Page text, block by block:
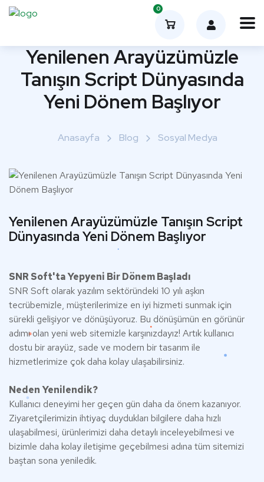
0
Yenilenen Arayüzümüzle
Tanışın Script Dünyasında
Yeni Dönem Başlıyor
Anasayfa Blog Sosyal Medya
Yenilenen Arayüzümüzle Tanışın Script
Dünyasında Yeni Dönem Başlıyor
SNR Soft'ta Yepyeni Bir Dönem Başladı
SNR Soft olarak yazılım sektöründeki 10 yılı aşkın
tecrübemizle, müşterilerimize en iyi hizmeti sunmak için
sürekli gelişiyor ve dönüşüyoruz. Bu dönüşümün en görünür
adımı olan yeni web sitemizle karşınızdayız! Artık kullanıcı
dostu bir arayüz, sade ve modern bir tasarım ile
hizmetlerimize çok daha kolay ulaşabilirsiniz.
Neden Yenilendik?
Kullanıcı deneyimi her geçen gün daha da önem kazanıyor.
Ziyaretçilerimizin ihtiyaç duydukları bilgilere daha hızlı
ulaşabilmesi, ürünlerimizi daha detaylı inceleyebilmesi ve
bizimle daha kolay iletişime geçebilmesi adına tüm sitemizi
baştan sona yeniledik.